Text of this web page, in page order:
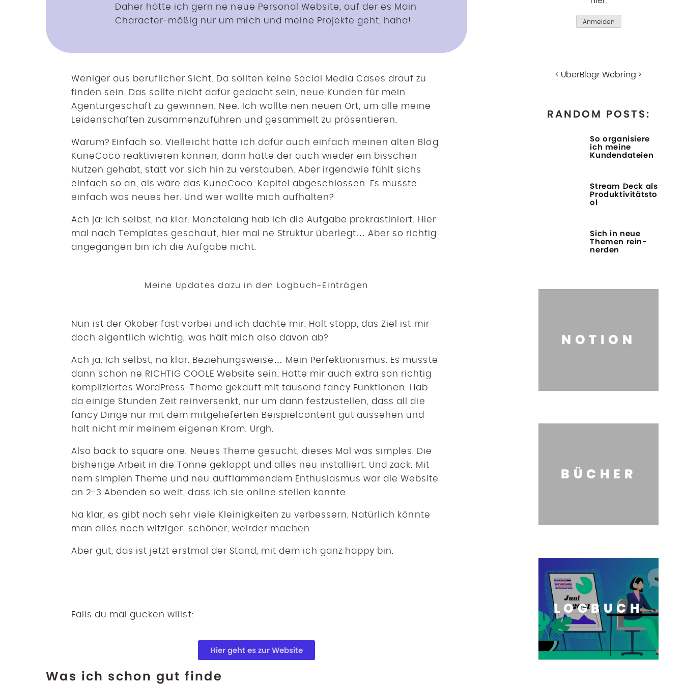
Daher hätte ich gern ne neue Personal Website, auf der es Main
Character-mäßig nur um mich und meine Projekte geht, haha!
Weniger aus beruflicher Sicht. Da sollten keine Social Media Cases drauf zu
finden sein. Das sollte nicht dafür gedacht sein, neue Kunden für mein
Agenturgeschäft zu gewinnen. Nee. Ich wollte nen neuen Ort, um alle meine
Leidenschaften zusammenzuführen und gesammelt zu präsentieren.
Warum? Einfach so. Vielleicht hätte ich dafür auch einfach meinen alten Blog
KuneCoco reaktivieren können, dann hätte der auch wieder ein bisschen
Nutzen gehabt, statt vor sich hin zu verstauben. Aber irgendwie fühlt sichs
einfach so an, als wäre das KuneCoco-Kapitel abgeschlossen. Es musste
einfach was neues her. Und wer wollte mich aufhalten?
Ach ja: Ich selbst, na klar. Monatelang hab ich die Aufgabe prokrastiniert. Hier
mal nach Templates geschaut, hier mal ne Struktur überlegt… Aber so richtig
angegangen bin ich die Aufgabe nicht.
Meine Updates dazu in den Logbuch-Einträgen
Nun ist der Okober fast vorbei und ich dachte mir: Halt stopp, das Ziel ist mir
doch eigentlich wichtig, was hält mich also davon ab?
Ach ja: Ich selbst, na klar. Beziehungsweise… Mein Perfektionismus. Es musste
dann schon ne RICHTIG COOLE Website sein. Hatte mir auch extra son richtig
kompliziertes WordPress-Theme gekauft mit tausend fancy Funktionen. Hab
da einige Stunden Zeit reinversenkt, nur um dann festzustellen, dass all die
fancy Dinge nur mit dem mitgelieferten Beispielcontent gut aussehen und
halt nicht mir meinem eigenen Kram. Urgh.
Also back to square one. Neues Theme gesucht, dieses Mal was simples. Die
bisherige Arbeit in die Tonne gekloppt und alles neu installiert. Und zack: Mit
nem simplen Theme und neu aufflammendem Enthusiasmus war die Website
an 2-3 Abenden so weit, dass ich sie online stellen konnte.
Na klar, es gibt noch sehr viele Kleinigkeiten zu verbessern. Natürlich könnte
man alles noch witziger, schöner, weirder machen.
Aber gut, das ist jetzt erstmal der Stand, mit dem ich ganz happy bin.
Falls du mal gucken willst:
Hier geht es zur Website
Was ich schon gut finde
Anmelden
< UberBlogr Webring >
RANDOM POSTS:
So organisiere
ich meine
Kundendateien
Stream Deck als
Produktivitätsto
ol
Sich in neue
Themen rein-
nerden
NOTION
BÜCHER
LOGBUCH